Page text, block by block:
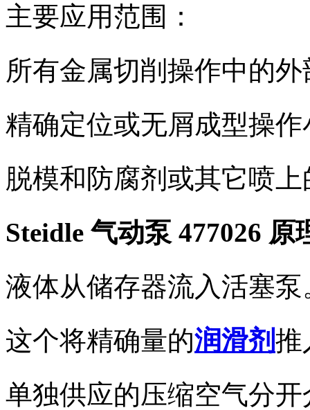
主要应用范围：
所有金属切削操作中的
精确定位或无屑成型操
脱模和防腐剂或其它喷
Steidle 气动泵 477026 原
液体从储存器流入活塞泵
这个将精确量的润滑剂推
单独供应的压缩空气分